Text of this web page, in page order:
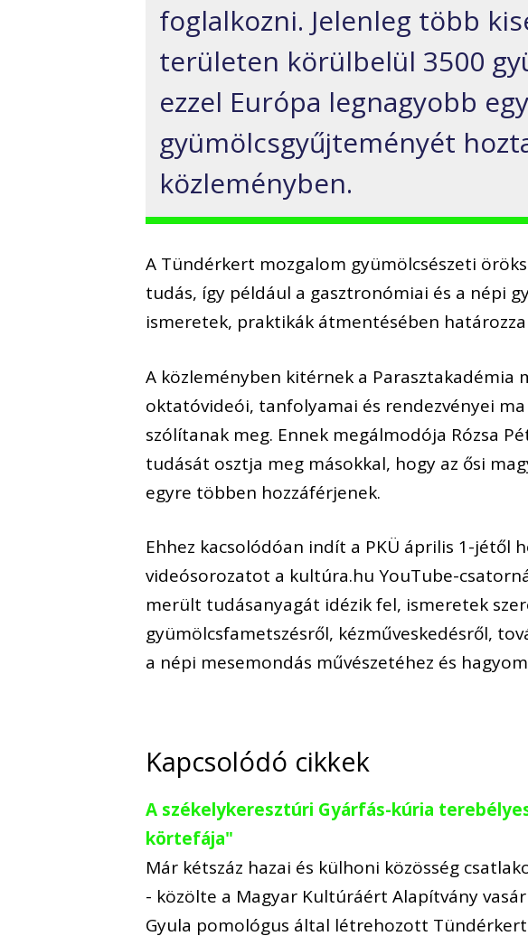
foglalkozni. Jelenleg több
területen körülbelül 3500
ezzel Európa legnagyobb
gyümölcsgyűjteményét
közleményben.
A Tündérkert mozgalom gyümölcsészeti
tudás, így például a gasztronómiai és a népi
ismeretek, praktikák átmentésében
A közleményben kitérnek a Parasztakadémia
oktatóvideói, tanfolyamai és rendezvényei
szólítanak meg. Ennek megálmodója Rózsa
tudását osztja meg másokkal, hogy az ősi
egyre többen hozzáférjenek.
Ehhez kacsolódóan indít a PKÜ április 1-jétől
videósorozatot a kultúra.hu YouTube-
merült tudásanyagát idézik fel, ismeretek
gyümölcsfametszésről, kézműveskedésről,
a népi mesemondás művészetéhez és
Kapcsolódó cikkek
A székelykeresztúri Gyárfás-kúria
körtefája"
Már kétszáz hazai és külhoni közösség
- közölte a Magyar Kultúráért Alapítvány
Gyula pomológus által létrehozott